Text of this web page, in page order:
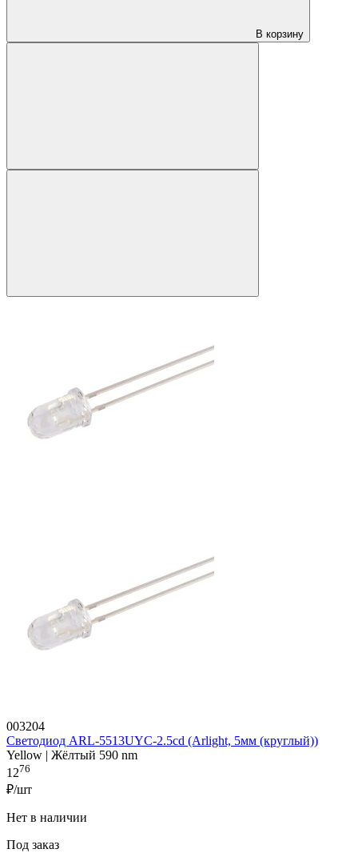
В корзину
003204
Светодиод ARL-5513UYC-2.5cd (Arlight, 5мм (круглый))
Yellow | Жёлтый 590 nm
1276
₽/шт
Нет в наличии
Под заказ